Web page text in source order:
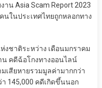
น Asia Scam Report 2023
นในประเทศไทยถูกหลอกทาง
ชาติระหว่าง เดือนมกราคม
น คดีฉ้อโกงทางออนไลน์
เสียหายรวมมูลค่ามากกว่า
145,000 คดีเกิดขึ้นนอก